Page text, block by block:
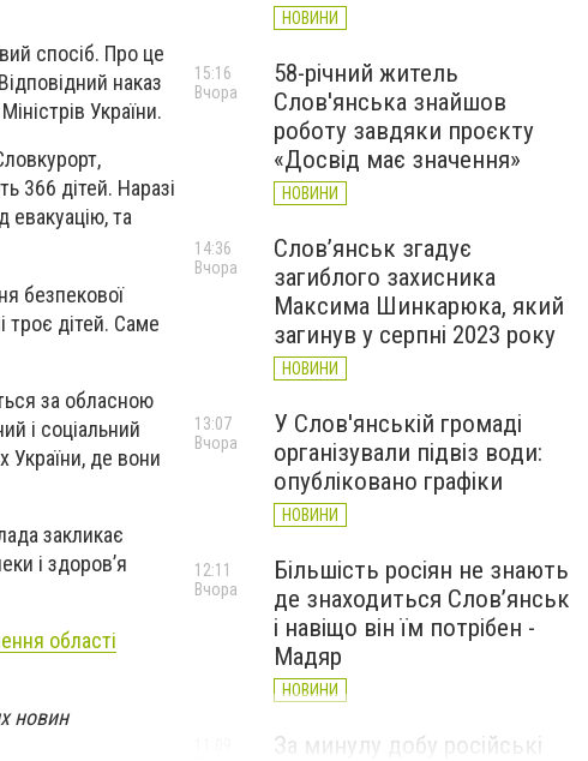
спосіб. Про це
наказ
України.
366 дітей. Наразі
евакуацію, та
безпекової
троє дітей. Саме
за обласною
і соціальний
України, де вони
закликає
і здоров’я
області
новин
НОВИНИ
58-річний житель
Слов'янська знайшов
роботу завдяки проєкту
«Досвід має значення»
НОВИНИ
15:16
Вчора
Слов’янськ згадує
загиблого захисника
Максима Шинкарюка, який
загинув у серпні 2023 року
НОВИНИ
14:36
Вчора
У Слов'янській громаді
організували підвіз води:
опубліковано графіки
НОВИНИ
13:07
Вчора
Більшість росіян не знають
де знаходиться Слов’янськ
і навіщо він їм потрібен -
Мадяр
НОВИНИ
12:11
Вчора
За минулу добу російські